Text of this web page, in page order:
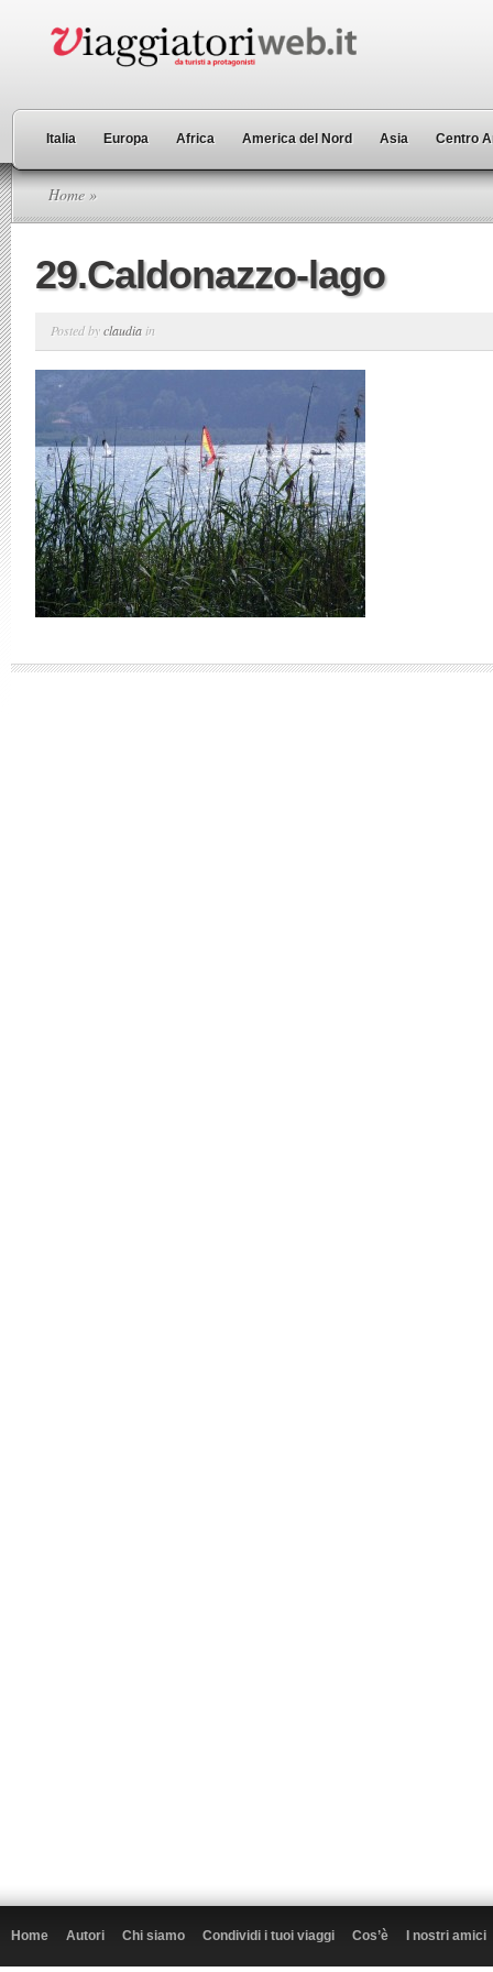
Italia Europa Africa America del Nord Asia Centro
Home »
29.Caldonazzo-lago
Posted byclaudia in
Home Autori Chi siamo Condividi i tuoi viaggi Cos’è I nostri amici